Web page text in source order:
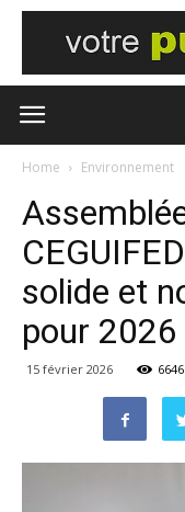
Home Environnement
solide et
pour 2026
15 février 2026